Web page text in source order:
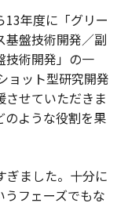
13年度に「グリー
基盤技術開発／副
技術開発」の一
ョット型研究開発
せていただきま
のような役割を果
ぎました。十分に
フェーズでもな